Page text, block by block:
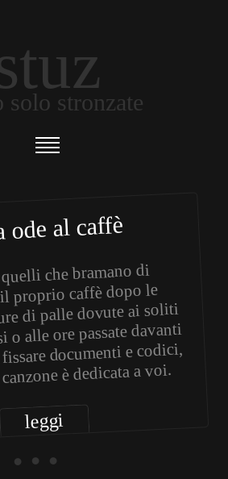
solo stronzate
ode al caffè
che bramano di
proprio caffè dopo le
di palle dovute ai soliti
alle ore passate davanti
documenti e codici,
è dedicata a voi.
leggi
• • •